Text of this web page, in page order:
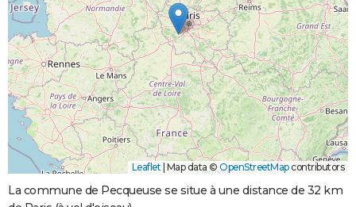
Leaflet Map data © OpenStreetMapcontributors
La commune de Pecqueuse se situe à une distance de 32 km